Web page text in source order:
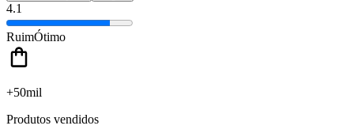
4.1
RuimÓtimo
+50mil
Produtos vendidos